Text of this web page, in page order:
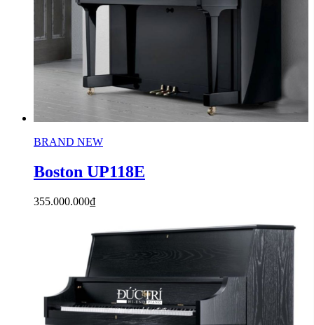
BRAND NEW
Boston UP118E
355.000.000₫